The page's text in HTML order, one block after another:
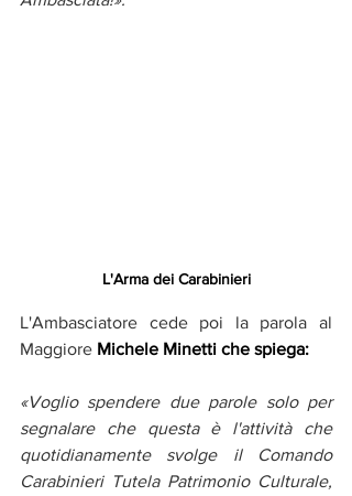
L'Arma dei Carabinieri
L'Ambasciatore cede poi la parola al
Maggiore Michele Minetti che spiega:
«Voglio spendere due parole solo per
segnalare che questa è l'attività che
quotidianamente svolge il Comando
Carabinieri Tutela Patrimonio Culturale,